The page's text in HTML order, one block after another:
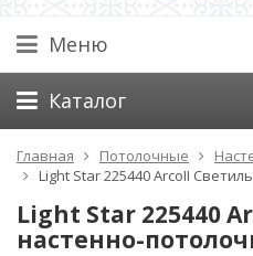
Меню
Каталог
Главная Потолочные
Light Star 225440 ArcoII
Light Star 225440
настенно-